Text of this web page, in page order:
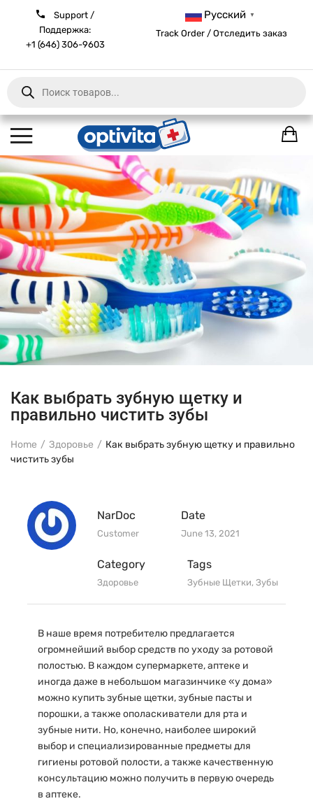
Support /
Поддержка:
+1 (646) 306-9603
Русский ▼
Track Order / Отследить заказ
Products
search
Как выбрать зубную щетку и
правильно чистить зубы
Home Здоровье
Как выбрать зубную щетку и правильно
чистить зубы
NarDoc
Customer
Date
June 13, 2021
Category
Здоровье
Tags
Зубные Щетки, Зубы
В наше время потребителю предлагается
огромнейший выбор средств по уходу за ротовой
полостью. В каждом супермаркете, аптеке и
иногда даже в небольшом магазинчике «у дома»
можно купить зубные щетки, зубные пасты и
порошки, а также ополаскиватели для рта и
зубные нити. Но, конечно, наиболее широкий
выбор и специализированные предметы для
гигиены ротовой полости, а также качественную
консультацию можно получить в первую очередь
в аптеке.